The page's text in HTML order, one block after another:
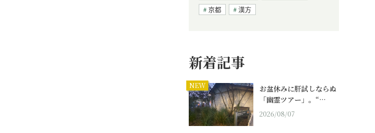
京都
漢方
新着記事
NEW
お盆休みに肝試しならぬ
「幽霊ツアー」。“…
2026/08/07